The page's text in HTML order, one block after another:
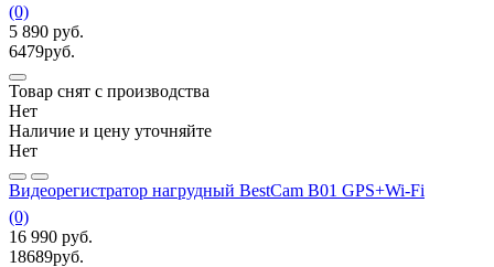
(0)
5 890 руб.
6479руб.
Товар снят с производства
Нет
Наличие и цену уточняйте
Нет
Видеорегистратор нагрудный BestCam B01 GPS+Wi-Fi
(0)
16 990 руб.
18689руб.